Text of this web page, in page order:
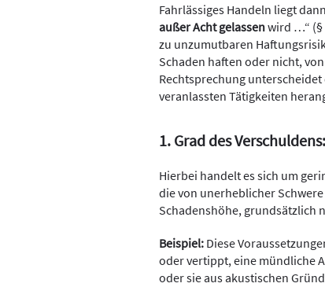
Fahrlässiges Handeln liegt
außer Acht gelassenwird …“ (§
zu unzumutbaren
Schaden haften oder nicht,
Rechtsprechung
veranlassten Tätigkeiten
1. Grad des
Hierbei handelt es sich um
die von unerheblicher
Schadenshöhe, grundsätzlich
Beispiel: Diese
oder vertippt, eine mündliche
oder sie aus akustischen